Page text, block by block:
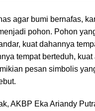
agar bumi bernafas,
pohon. Pohon
kuat dahannya
tempat berteduh,
pesan simbolis
AKBP Eka Ariandy